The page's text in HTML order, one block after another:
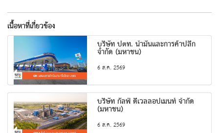
เนื้อหาที่เกี่ยวข้อง
บริษัท ปตท. น้ำมันและการค้าปลีก
จำกัด (มหาชน)
6 ส.ค. 2569
บริษัท กัลฟ์ ดีเวลลอปเมนท์ จำกัด
(มหาชน)
6 ส.ค. 2569